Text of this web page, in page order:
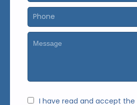
I have read and accept the